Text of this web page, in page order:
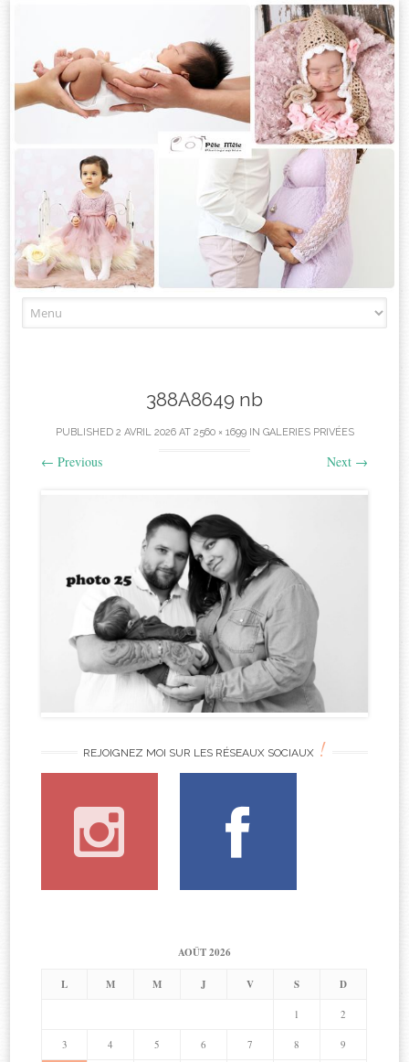
to
388A8649 nb
PUBLISHED 2 AVRIL 2026AT 2560 × 1699IN GALERIES PRIVÉES
← Previous Next →
REJOIGNEZ MOI SUR LES RÉSEAUX SOCIAUX !
AOÛT 2026
L M M J V S D
1 2
3 4 5 6 7 8 9